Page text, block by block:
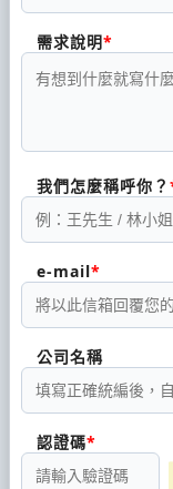
需求說明
我們怎麼稱呼你？
e-mail
公司名稱
認證碼